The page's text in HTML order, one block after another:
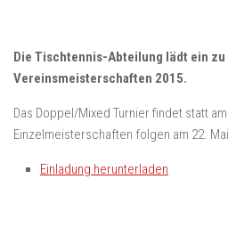
Die Tischtennis-Abteilung lädt ein zu
Vereinsmeisterschaften 2015.
Das Doppel/Mixed Turnier findet statt
Einzelmeisterschaften folgen am 22.
Einladung herunterladen